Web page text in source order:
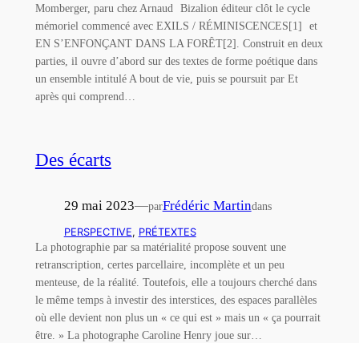
Momberger, paru chez Arnaud Bizalion éditeur clôt le cycle
mémoriel commencé avec EXILS / RÉMINISCENCES[1] et
EN S’ENFONÇANT DANS LA FORÊT[2]. Construit en deux
parties, il ouvre d’abord sur des textes de forme poétique dans
un ensemble intitulé A bout de vie, puis se poursuit par Et
après qui comprend…
Des écarts
29 mai 2023—parFrédéric Martindans
PERSPECTIVE, PRÉTEXTES
La photographie par sa matérialité propose souvent une
retranscription, certes parcellaire, incomplète et un peu
menteuse, de la réalité. Toutefois, elle a toujours cherché dans
le même temps à investir des interstices, des espaces parallèles
où elle devient non plus un « ce qui est » mais un « ça pourrait
être. » La photographe Caroline Henry joue sur…